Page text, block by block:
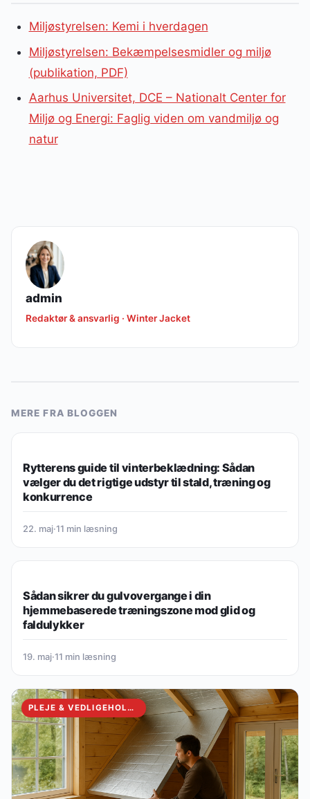
Miljøstyrelsen: Kemi i hverdagen
Miljøstyrelsen: Bekæmpelsesmidler og miljø
(publikation, PDF)
Aarhus Universitet, DCE – Nationalt Center for
Miljø og Energi: Faglig viden om vandmiljø og
natur
admin
Redaktør & ansvarlig · Winter Jacket
MERE FRA BLOGGEN
Rytterens guide til vinterbeklædning: Sådan
vælger du det rigtige udstyr til stald, træning og
konkurrence
22. maj·11 min læsning
Sådan sikrer du gulvovergange i din
hjemmebaserede træningszone mod glid og
faldulykker
19. maj·11 min læsning
PLEJE & VEDLIGEHOLDELSE